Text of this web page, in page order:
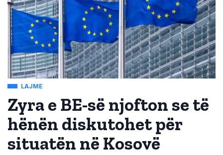
LAJME
Zyra e BE-së njofton se të
hënën diskutohet për
situatën në Kosovë